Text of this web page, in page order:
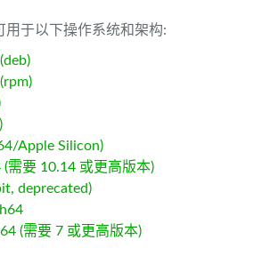
用于以下操作系统和架构:
Apple Silicon)
(需要 10.14 或更高版本)
deprecated)
(需要 7 或更高版本)